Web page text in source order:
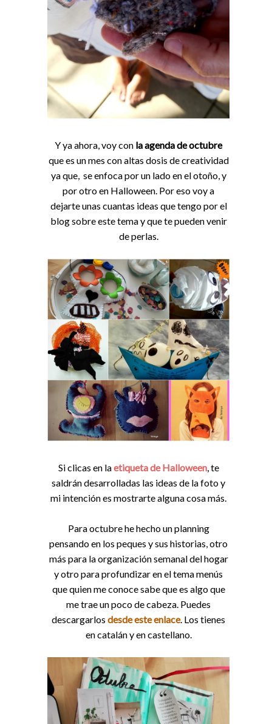
Y ya ahora, voy con la agenda de octubre
que es un mes con altas dosis de creatividad
ya que, se enfoca por un lado en el otoño, y
por otro en Halloween. Por eso voy a
dejarte unas cuantas ideas que tengo por el
blog sobre este tema y que te pueden venir
de perlas.
Si clicas en laetiqueta de Halloween, te
saldrán desarrolladas las ideas de la foto y
mi intención es mostrarte alguna cosa más.
Para octubre he hecho un planning
pensando en los peques y sus historias, otro
más para la organización semanal del hogar
y otro para profundizar en el tema menús
que quien me conoce sabe que es algo que
me trae un poco de cabeza. Puedes
descargarlos desde este enlace. Los tienes
en catalán y en castellano.